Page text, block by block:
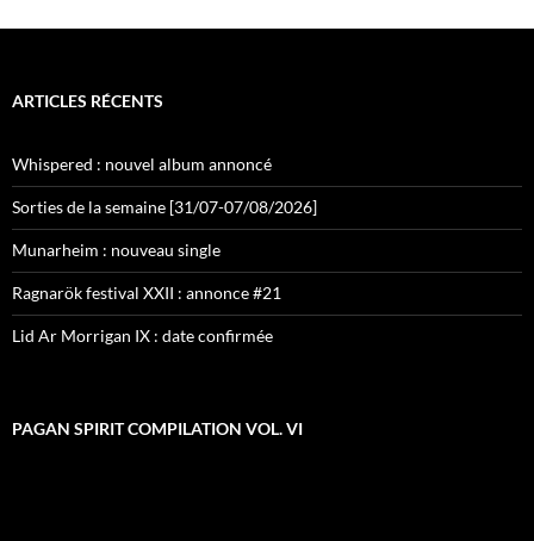
ARTICLES RÉCENTS
Whispered : nouvel album annoncé
Sorties de la semaine [31/07-07/08/2026]
Munarheim : nouveau single
Ragnarök festival XXII : annonce #21
Lid Ar Morrigan IX : date confirmée
PAGAN SPIRIT COMPILATION VOL. VI